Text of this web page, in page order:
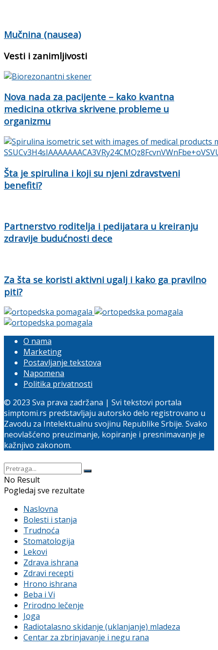
Mučnina (nausea)
Vesti i zanimljivosti
Nova nada za pacijente – kako kvantna
medicina otkriva skrivene probleme u
organizmu
Šta je spirulina i koji su njeni zdravstveni
benefiti?
Partnerstvo roditelja i pedijatara u kreiranju
zdravije budućnosti dece
Za šta se koristi aktivni ugalj i kako ga pravilno
piti?
O nama
Marketing
Postavljanje tekstova
Napomena
Politika privatnosti
© 2023 Sva prava zadržana | Svi tekstovi portala
simptomi.rs predstavljaju autorsko delo registrovano u
Zavodu za Intelektualnu svojinu Republike Srbije. Svako
neovlašćeno preuzimanje, kopiranje i presnimavanje je
kažnjivo zakonom.
No Result
Pogledaj sve rezultate
Naslovna
Bolesti i stanja
Trudnoća
Stomatologija
Lekovi
Zdrava ishrana
Zdravi recepti
Hrono ishrana
Beba i Vi
Prirodno lečenje
Joga
Radiotalasno skidanje (uklanjanje) mladeza
Centar za zbrinjavanje i negu rana